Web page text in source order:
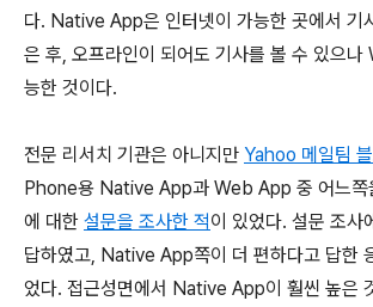
다. Native App은 인터넷이 가능한 곳에서 기
은 후, 오프라인이 되어도 기사를 볼 수 있으
능한 것이다.
전문 리서치 기관은 아니지만 Yahoo 메일팀
Phone용 Native App과 Web App 중 어느쪽
에 대한 설문을 조사한 적이 있었다. 설문 조
답하였고, Native App쪽이 더 편하다고 답한
었다. 접근성면에서 Native App이 훨씬 높은